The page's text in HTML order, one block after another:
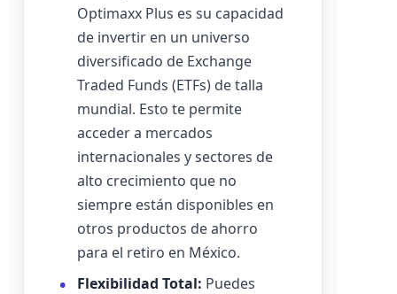
Optimaxx Plus es su capacidad
de invertir en un universo
diversificado de Exchange
Traded Funds (ETFs) de talla
mundial. Esto te permite
acceder a mercados
internacionales y sectores de
alto crecimiento que no
siempre están disponibles en
otros productos de ahorro
para el retiro en México.
Flexibilidad Total: Puedes